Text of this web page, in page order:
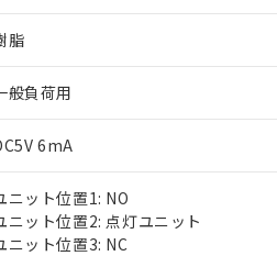
脂
般負荷用
6mA
ニット位置1: NO
ニット位置2: 点灯ユニット
ニット位置3: NC